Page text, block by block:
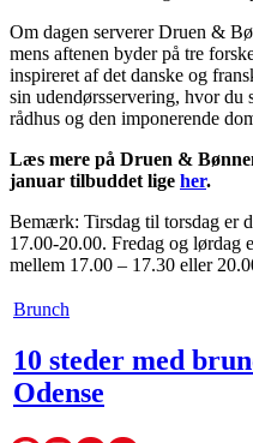
Om dagen serverer Druen &
mens aftenen byder på tre
inspireret af det danske og
sin udendørsservering, hvor du
rådhus og den imponerende
Læs mere på Druen &
januar tilbuddet lige her.
Bemærk: Tirsdag til torsdag er
17.00-20.00. Fredag og lørdag
mellem 17.00 – 17.30 eller
Brunch
10 steder med
Odense